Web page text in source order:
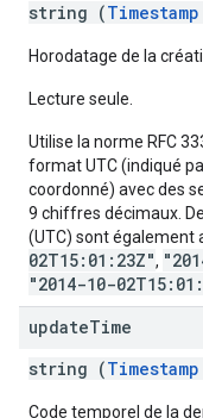
string (Timestamp
Horodatage de la
Lecture seule.
Utilise la norme RFC
format UTC (indiqué
coordonné) avec des
9 chiffres décimaux.
(UTC) sont également
02T15:01:23Z",
"2014-10-
updateTime
string (Timestamp
Code temporel de la